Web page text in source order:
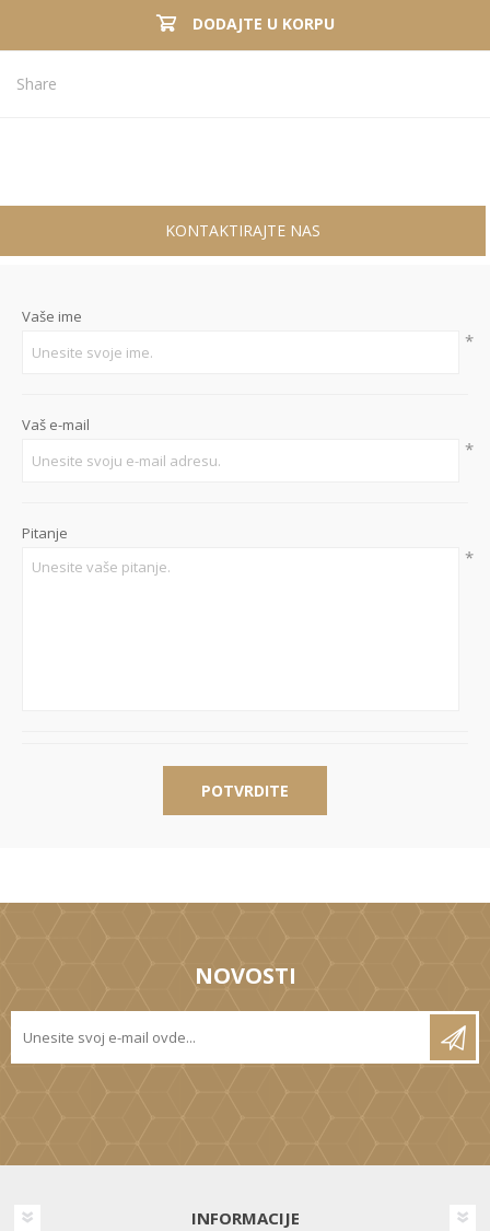
DODAJTE U KORPU
Share
KONTAKTIRAJTE NAS
Vaše ime
*
Vaš e-mail
*
Pitanje
*
POTVRDITE
NOVOSTI
INFORMACIJE